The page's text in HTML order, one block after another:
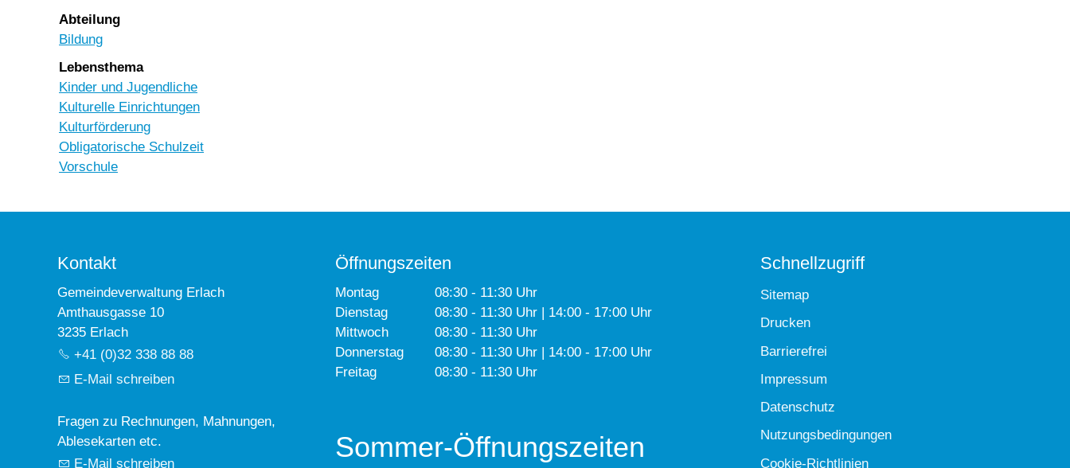
Abteilung
Bildung
Lebensthema
Kinder und Jugendliche
Kulturelle Einrichtungen
Kulturförderung
Obligatorische Schulzeit
Vorschule
Kontakt
Gemeindeverwaltung Erlach
Amthausgasse 10
3235 Erlach
+41 (0)32 338 88 88
E-Mail schreiben
Fragen zu Rechnungen, Mahnungen,
Ablesekarten etc.
E-Mail schreiben
Öffnungszeiten
Montag
Dienstag
Mittwoch
Donnerstag
Freitag
08:30 - 11:30 Uhr
08:30 - 11:30 Uhr | 14:00 - 17:00 Uhr
08:30 - 11:30 Uhr
08:30 - 11:30 Uhr | 14:00 - 17:00 Uhr
08:30 - 11:30 Uhr
Sommer-Öffnungszeiten
Schnellzugriff
Sitemap
Drucken
Barrierefrei
Impressum
Datenschutz
Nutzungsbedingungen
Cookie-Richtlinien